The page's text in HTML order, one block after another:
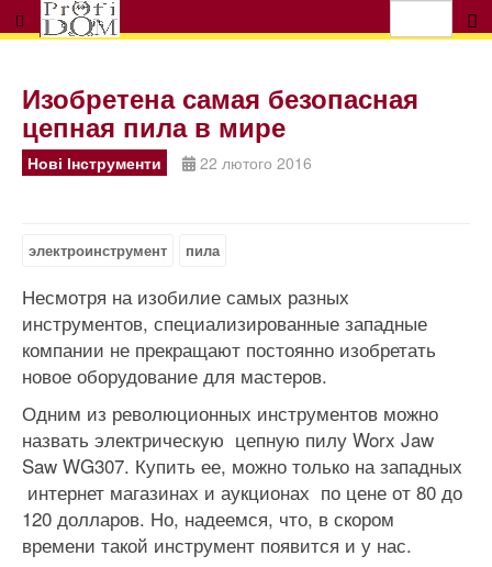
Изобретена самая безопасная
цепная пила в мире
Нові Інструменти 22 лютого 2016
электроинструмент пила
Несмотря на изобилие самых разных
инструментов, специализированные западные
компании не прекращают постоянно изобретать
новое оборудование для мастеров.
Одним из революционных инструментов можно
назвать электрическую цепную пилу Worx Jaw
Saw WG307. Купить ее, можно только на западных
интернет магазинах и аукционах по цене от 80 до
120 долларов. Но, надеемся, что, в скором
времени такой инструмент появится и у нас.